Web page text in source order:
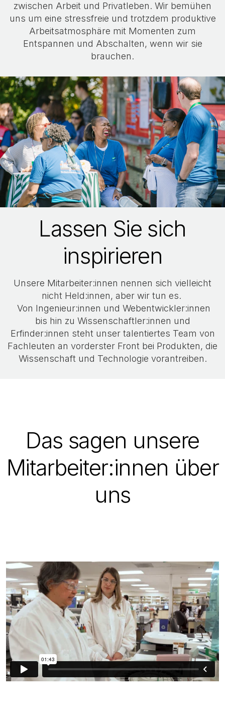
zwischen Arbeit und Privatleben. Wir bemühen
uns um eine stressfreie und trotzdem produktive
Arbeitsatmosphäre mit Momenten zum
Entspannen und Abschalten, wenn wir sie
brauchen.
Lassen Sie sich
inspirieren
Unsere Mitarbeiter:innen nennen sich vielleicht
nicht Held:innen, aber wir tun es.
Von Ingenieur:innen und Webentwickler:innen
bis hin zu Wissenschaftler:innen und
Erfinder:innen steht unser talentiertes Team von
Fachleuten an vorderster Front bei Produkten, die
Wissenschaft und Technologie vorantreiben.
Das sagen unsere
Mitarbeiter:innen über
uns